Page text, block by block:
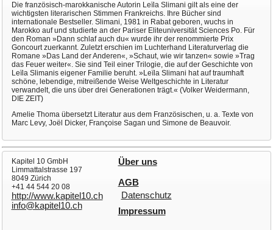
Die französisch-marokkanische Autorin Leïla Slimani gilt als eine der
wichtigsten literarischen Stimmen Frankreichs. Ihre Bücher sind
internationale Bestseller. Slimani, 1981 in Rabat geboren, wuchs in
Marokko auf und studierte an der Pariser Eliteuniversität Sciences Po. Für
den Roman »Dann schlaf auch du« wurde ihr der renommierte Prix
Goncourt zuerkannt. Zuletzt erschien im Luchterhand Literaturverlag die
Romane »Das Land der Anderen«, »Schaut, wie wir tanzen« sowie »Trag
das Feuer weiter«. Sie sind Teil einer Trilogie, die auf der Geschichte von
Leïla Slimanis eigener Familie beruht. »Leïla Slimani hat auf traumhaft
schöne, lebendige, mitreißende Weise Weltgeschichte in Literatur
verwandelt, die uns über drei Generationen trägt.« (Volker Weidermann,
DIE ZEIT)
Amelie Thoma übersetzt Literatur aus dem Französischen, u. a. Texte von
Marc Levy, Joël Dicker, Françoise Sagan und Simone de Beauvoir.
Kapitel 10 GmbH
Limmattalstrasse 197
8049 Zürich
+41 44 544 20 08
http://www.kapitel10.ch
info@kapitel10.ch
Über uns
AGB
Datenschutz
Impressum